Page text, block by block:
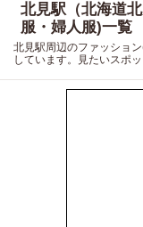
北見駅（北海道
服・婦人服)一覧
北見駅周辺のファッショ
しています。見たいスポ